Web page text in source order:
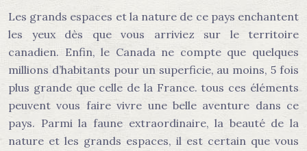
Les grands espaces et la nature de ce pays enchantent
les yeux dès que vous arriviez sur le territoire
canadien. Enfin, le Canada ne compte que quelques
millions d’habitants pour un superficie, au moins, 5 fois
plus grande que celle de la France. tous ces éléments
peuvent vous faire vivre une belle aventure dans ce
pays. Parmi la faune extraordinaire, la beauté de la
nature et les grands espaces, il est certain que vous